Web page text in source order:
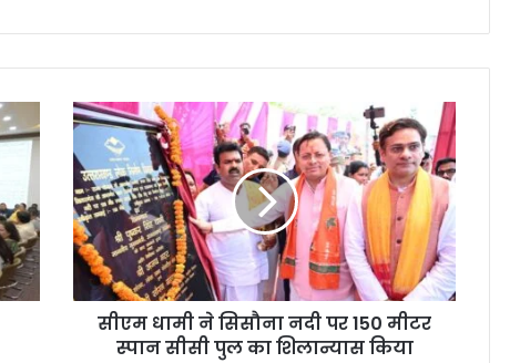
सीएम धामी ने सिसौना नदी पर 150 मीटर
स्पान सीसी पुल का शिलान्यास किया